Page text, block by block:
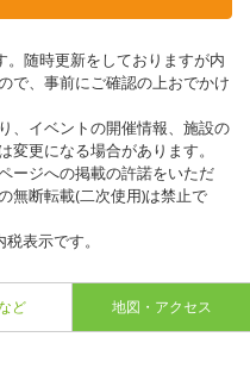
随時更新をしておりますが内
で、事前にご確認の上おでかけ
、イベントの開催情報、施設の
更になる場合があります。
ージへの掲載の許諾をいただ
無断転載(二次使用)は禁止で
表示です。
ど 地図・アクセス